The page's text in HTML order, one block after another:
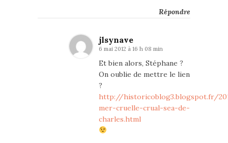
Répondre
jlsynave
6 mai 2012 à 16 h 08 min
Et bien alors, Stéphane ?
On oublie de mettre le lien
?
http://historicoblog3.blogspot.fr/
mer-cruelle-crual-sea-de-
charles.html